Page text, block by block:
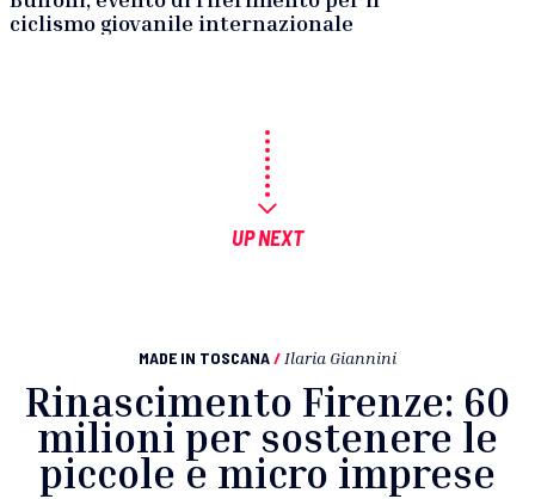
ciclismo giovanile internazionale
UP NEXT
MADE IN TOSCANA/ Ilaria Giannini
Rinascimento Firenze: 60
milioni per sostenere le
piccole e micro imprese